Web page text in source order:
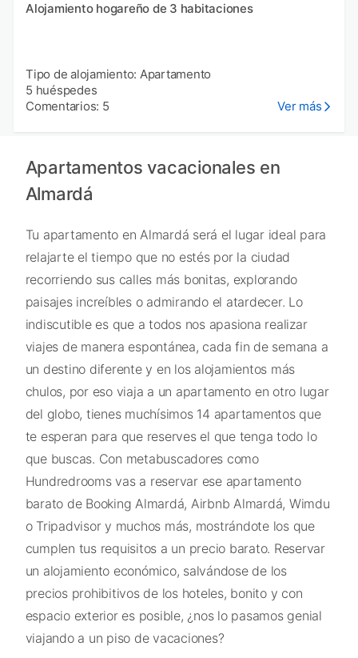
Alojamiento hogareño de 3 habitaciones
Tipo de alojamiento: Apartamento
5 huéspedes
Comentarios: 5
Ver más
Apartamentos vacacionales en
Almardá
Tu apartamento en Almardá será el lugar ideal para
relajarte el tiempo que no estés por la ciudad
recorriendo sus calles más bonitas, explorando
paisajes increíbles o admirando el atardecer. Lo
indiscutible es que a todos nos apasiona realizar
viajes de manera espontánea, cada fin de semana a
un destino diferente y en los alojamientos más
chulos, por eso viaja a un apartamento en otro lugar
del globo, tienes muchísimos 14 apartamentos que
te esperan para que reserves el que tenga todo lo
que buscas. Con metabuscadores como
Hundredrooms vas a reservar ese apartamento
barato de Booking Almardá, Airbnb Almardá, Wimdu
o Tripadvisor y muchos más, mostrándote los que
cumplen tus requisitos a un precio barato. Reservar
un alojamiento económico, salvándose de los
precios prohibitivos de los hoteles, bonito y con
espacio exterior es posible, ¿nos lo pasamos genial
viajando a un piso de vacaciones?